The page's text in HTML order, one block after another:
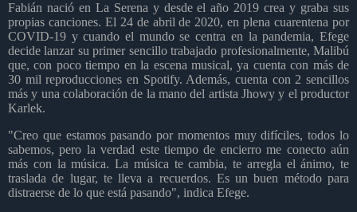
Fabián nació en La Serena y desde el año 2019 crea y graba sus
propias canciones. El 24 de abril de 2020, en plena cuarentena por
COVID-19 y cuando el mundo se centra en la pandemia, Efege
decide lanzar su primer sencillo trabajado profesionalmente, Malibú
que, con poco tiempo en la escena musical, ya cuenta con más de
30 mil reproducciones en Spotify. Además, cuenta con 2 sencillos
más y una colaboración de la mano del artista Jhowy y el productor
Karlek.
"Creo que estamos pasando por momentos muy difíciles, todos lo
sabemos, pero la verdad este tiempo de encierro me conecto aún
más con la música. La música te cambia, te arregla el ánimo, te
traslada de lugar, te lleva a recuerdos. Es un buen método para
distraerse de lo que está pasando", indica Efege.